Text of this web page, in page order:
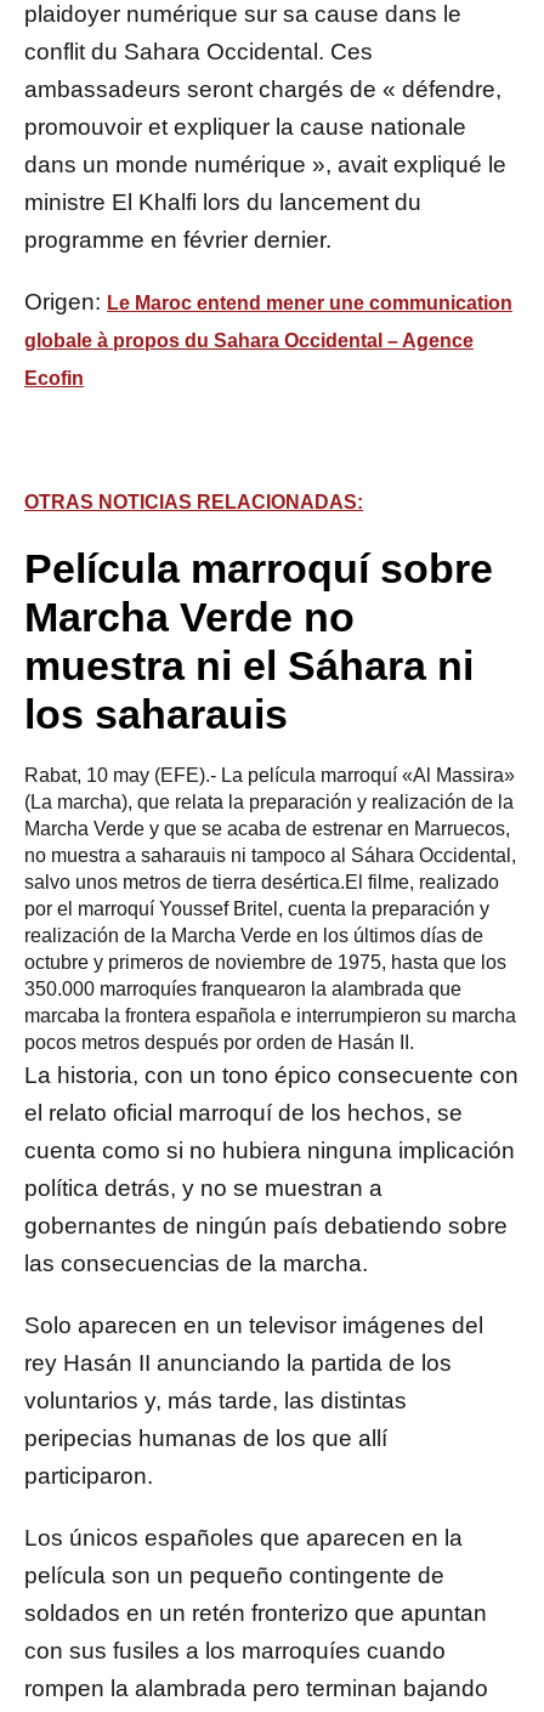
plaidoyer numérique sur sa cause dans le
conflit du Sahara Occidental. Ces
ambassadeurs seront chargés de « défendre,
promouvoir et expliquer la cause nationale
dans un monde numérique », avait expliqué le
ministre El Khalfi lors du lancement du
programme en février dernier.
Origen: Le Maroc entend mener une communication
globale à propos du Sahara Occidental – Agence
Ecofin
OTRAS NOTICIAS RELACIONADAS:
Película marroquí sobre
Marcha Verde no
muestra ni el Sáhara ni
los saharauis
Rabat, 10 may (EFE).- La película marroquí «Al Massira»
(La marcha), que relata la preparación y realización de la
Marcha Verde y que se acaba de estrenar en Marruecos,
no muestra a saharauis ni tampoco al Sáhara Occidental,
salvo unos metros de tierra desértica.El filme, realizado
por el marroquí Youssef Britel, cuenta la preparación y
realización de la Marcha Verde en los últimos días de
octubre y primeros de noviembre de 1975, hasta que los
350.000 marroquíes franquearon la alambrada que
marcaba la frontera española e interrumpieron su marcha
pocos metros después por orden de Hasán II.
La historia, con un tono épico consecuente con
el relato oficial marroquí de los hechos, se
cuenta como si no hubiera ninguna implicación
política detrás, y no se muestran a
gobernantes de ningún país debatiendo sobre
las consecuencias de la marcha.
Solo aparecen en un televisor imágenes del
rey Hasán II anunciando la partida de los
voluntarios y, más tarde, las distintas
peripecias humanas de los que allí
participaron.
Los únicos españoles que aparecen en la
película son un pequeño contingente de
soldados en un retén fronterizo que apuntan
con sus fusiles a los marroquíes cuando
rompen la alambrada pero terminan bajando